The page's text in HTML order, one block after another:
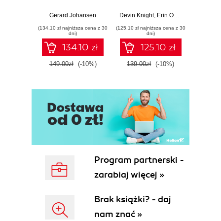
and techniques for
threat response -
Fourth Edition
Gerard Johansen
(134,10 zł najniższa cena z 30
dni)
134.10 zł
149.00zł (-10%)
to Power BI, Data
Tools, and
Microsoft Fabric -
Fourth Edition
Devin Knight, Erin Ostrowsky
(125,10 zł najniższa cena z 30
dni)
125.10 zł
139.00zł (-10%)
Program partnerski -
zarabiaj więcej »
Brak książki? - daj
nam znać »